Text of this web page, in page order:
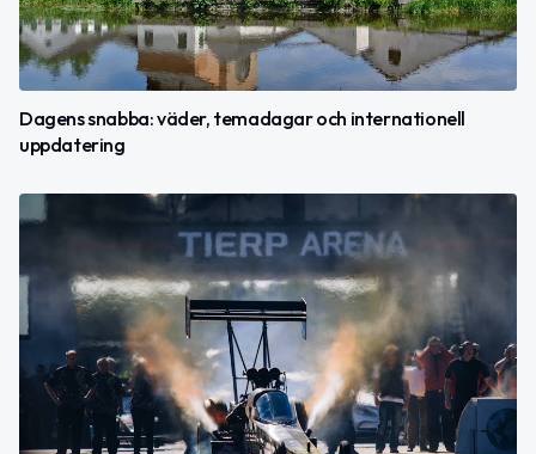
Dagens snabba: väder, temadagar och internationell
uppdatering